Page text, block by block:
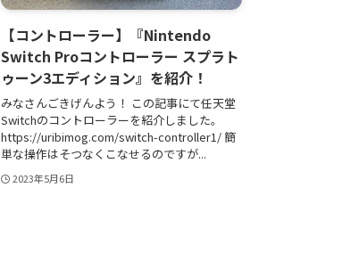
【コントローラー】『Nintendo
Switch Proコントローラー スプラト
ゥーン3エディション』を紹介！
みなさんごきげんよう！ この記事にて任天堂
Switchのコントローラーを紹介しました。
https://uribimog.com/switch-controller1/ 簡
単な操作はそつなくこなせるのですが...
2023年5月6日